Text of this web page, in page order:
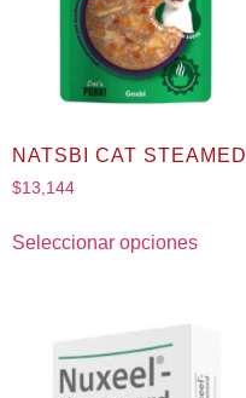
NATSBI CAT STEAMED
$13,144
Seleccionar opciones